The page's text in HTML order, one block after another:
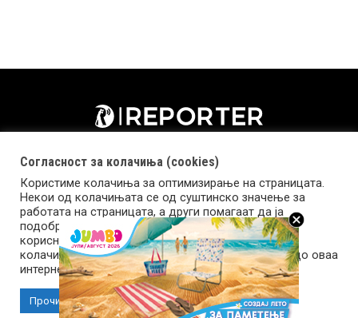
Copyright © 2026 Reporter.mk | Member of Clip Media Group
Импресум Маркетинг Контакт Услови за користење
Согласност за колачиња (cookies)
Користиме колачиња за оптимизирање на страницата.
Некои од колачињата се од суштинско значење за
работата на страницата, а други помагаат да ја
подобриме оваа интернет страница и вашето
корисничко искуство. Напомена: задолжителните
колачиња се неопходни за користење и пристап до оваа
интернет страница.
Прочитај повеќе Прифати колачиња